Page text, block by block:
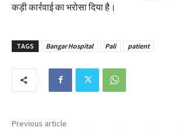
कड़ी कार्रवाई का भरोसा दिया है।
TAGS Bangar Hospital Pali patient
Previous article